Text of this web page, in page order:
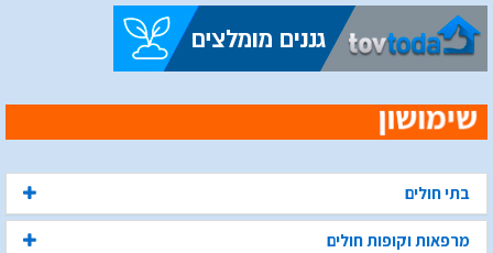
בתי חולים
מרפאות וקופות חולים